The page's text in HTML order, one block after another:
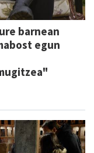
barnean
egun